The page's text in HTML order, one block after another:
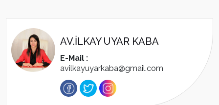
AV.İLKAY UYAR KABA
E-Mail :
avilkayuyarkaba@gmail.com